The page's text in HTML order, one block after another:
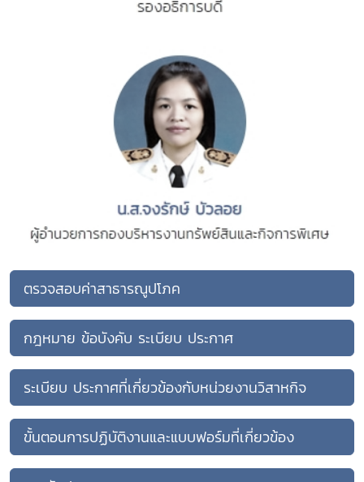
ตรวจสอบค่าสาธารณูปโภค
กฎหมาย ข้อบังคับ ระเบียบ ประกาศ
ระเบียบ ประกาศที่เกี่ยวข้องกับหน่วยงานวิสาหกิจ
ขั้นตอนการปฏิบัติงานและแบบฟอร์มที่เกี่ยวข้อง